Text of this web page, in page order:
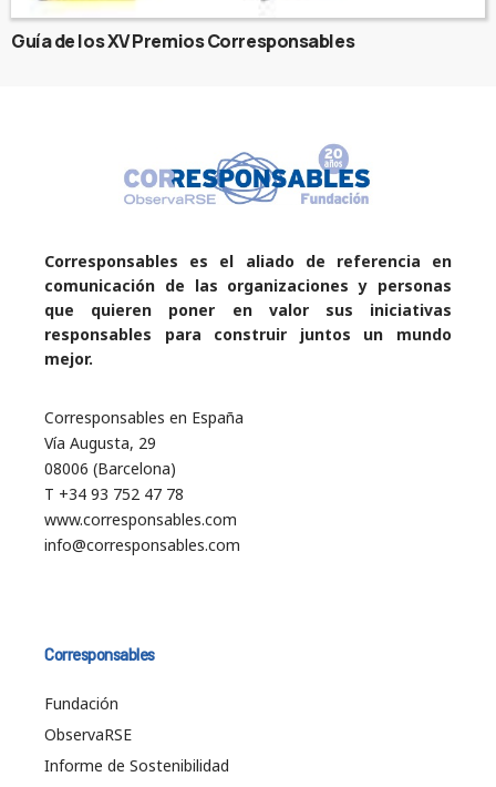
Guía de los XV Premios Corresponsables
Corresponsables es el aliado de referencia en
comunicación de las organizaciones y personas
que quieren poner en valor sus iniciativas
responsables para construir juntos un mundo
mejor.
Corresponsables en España
Vía Augusta, 29
08006 (Barcelona)
T +34 93 752 47 78
www.corresponsables.com
info@corresponsables.com
Corresponsables
Fundación
ObservaRSE
Informe de Sostenibilidad